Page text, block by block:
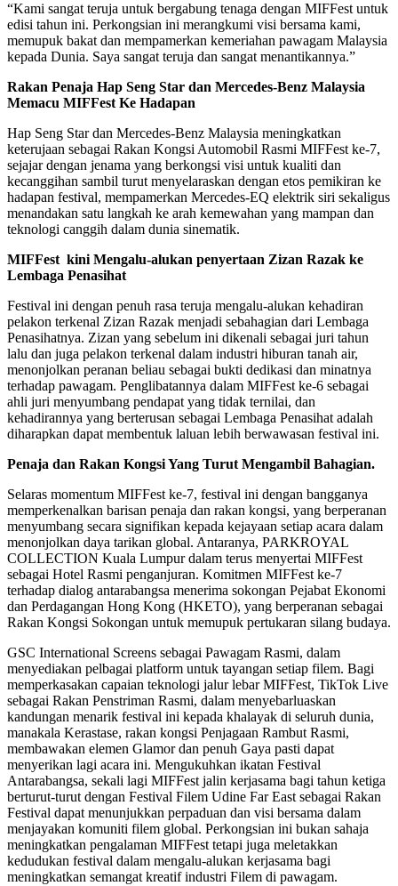
“Kami sangat teruja untuk bergabung tenaga dengan MIFFest untuk
edisi tahun ini. Perkongsian ini merangkumi visi bersama kami,
memupuk bakat dan mempamerkan kemeriahan pawagam Malaysia
kepada Dunia. Saya sangat teruja dan sangat menantikannya.”
Rakan Penaja Hap Seng Star dan Mercedes-Benz Malaysia
Memacu MIFFest Ke Hadapan
Hap Seng Star dan Mercedes-Benz Malaysia meningkatkan
keterujaan sebagai Rakan Kongsi Automobil Rasmi MIFFest ke-7,
sejajar dengan jenama yang berkongsi visi untuk kualiti dan
kecanggihan sambil turut menyelaraskan dengan etos pemikiran ke
hadapan festival, mempamerkan Mercedes-EQ elektrik siri sekaligus
menandakan satu langkah ke arah kemewahan yang mampan dan
teknologi canggih dalam dunia sinematik.
MIFFest kini Mengalu-alukan penyertaan Zizan Razak ke
Lembaga Penasihat
Festival ini dengan penuh rasa teruja mengalu-alukan kehadiran
pelakon terkenal Zizan Razak menjadi sebahagian dari Lembaga
Penasihatnya. Zizan yang sebelum ini dikenali sebagai juri tahun
lalu dan juga pelakon terkenal dalam industri hiburan tanah air,
menonjolkan peranan beliau sebagai bukti dedikasi dan minatnya
terhadap pawagam. Penglibatannya dalam MIFFest ke-6 sebagai
ahli juri menyumbang pendapat yang tidak ternilai, dan
kehadirannya yang berterusan sebagai Lembaga Penasihat adalah
diharapkan dapat membentuk laluan lebih berwawasan festival ini.
Penaja dan Rakan Kongsi Yang Turut Mengambil Bahagian.
Selaras momentum MIFFest ke-7, festival ini dengan bangganya
memperkenalkan barisan penaja dan rakan kongsi, yang berperanan
menyumbang secara signifikan kepada kejayaan setiap acara dalam
menonjolkan daya tarikan global. Antaranya, PARKROYAL
COLLECTION Kuala Lumpur dalam terus menyertai MIFFest
sebagai Hotel Rasmi penganjuran. Komitmen MIFFest ke-7
terhadap dialog antarabangsa menerima sokongan Pejabat Ekonomi
dan Perdagangan Hong Kong (HKETO), yang berperanan sebagai
Rakan Kongsi Sokongan untuk memupuk pertukaran silang budaya.
GSC International Screens sebagai Pawagam Rasmi, dalam
menyediakan pelbagai platform untuk tayangan setiap filem. Bagi
memperkasakan capaian teknologi jalur lebar MIFFest, TikTok Live
sebagai Rakan Penstriman Rasmi, dalam menyebarluaskan
kandungan menarik festival ini kepada khalayak di seluruh dunia,
manakala Kerastase, rakan kongsi Penjagaan Rambut Rasmi,
membawakan elemen Glamor dan penuh Gaya pasti dapat
menyerikan lagi acara ini. Mengukuhkan ikatan Festival
Antarabangsa, sekali lagi MIFFest jalin kerjasama bagi tahun ketiga
berturut-turut dengan Festival Filem Udine Far East sebagai Rakan
Festival dapat menunjukkan perpaduan dan visi bersama dalam
menjayakan komuniti filem global. Perkongsian ini bukan sahaja
meningkatkan pengalaman MIFFest tetapi juga meletakkan
kedudukan festival dalam mengalu-alukan kerjasama bagi
meningkatkan semangat kreatif industri Filem di pawagam.